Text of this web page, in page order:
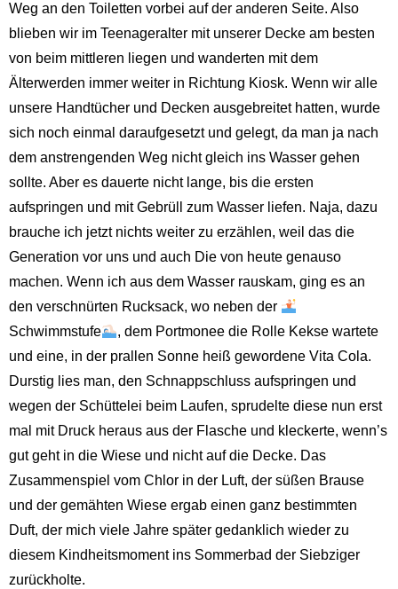
Weg an den Toiletten vorbei auf der anderen Seite. Also
blieben wir im Teenageralter mit unserer Decke am besten
von beim mittleren liegen und wanderten mit dem
Älterwerden immer weiter in Richtung Kiosk. Wenn wir alle
unsere Handtücher und Decken ausgebreitet hatten, wurde
sich noch einmal daraufgesetzt und gelegt, da man ja nach
dem anstrengenden Weg nicht gleich ins Wasser gehen
sollte. Aber es dauerte nicht lange, bis die ersten
aufspringen und mit Gebrüll zum Wasser liefen. Naja, dazu
brauche ich jetzt nichts weiter zu erzählen, weil das die
Generation vor uns und auch Die von heute genauso
machen. Wenn ich aus dem Wasser rauskam, ging es an
den verschnürten Rucksack, wo neben der
Schwimmstufe
, dem Portmonee die Rolle Kekse wartete
und eine, in der prallen Sonne heiß gewordene Vita Cola.
Durstig lies man, den Schnappschluss aufspringen und
wegen der Schüttelei beim Laufen, sprudelte diese nun erst
mal mit Druck heraus aus der Flasche und kleckerte, wenn’s
gut geht in die Wiese und nicht auf die Decke. Das
Zusammenspiel vom Chlor in der Luft, der süßen Brause
und der gemähten Wiese ergab einen ganz bestimmten
Duft, der mich viele Jahre später gedanklich wieder zu
diesem Kindheitsmoment ins Sommerbad der Siebziger
zurückholte.